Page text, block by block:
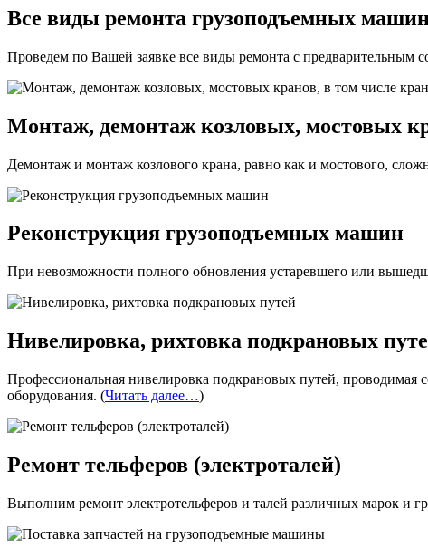
Все виды ремонта грузоподъемных
Проведем по Вашей заявке все виды ремонта с предварительным
Монтаж, демонтаж козловых, мостовых
Демонтаж и монтаж козлового крана, равно как и мостового,
Реконструкция грузоподъемных машин
При невозможности полного обновления устаревшего или
Нивелировка, рихтовка подкрановых
Профессиональная нивелировка подкрановых путей, проводимая
оборудования. (Читать далее…)
Ремонт тельферов (электроталей)
Выполним ремонт электротельферов и талей различных марок и